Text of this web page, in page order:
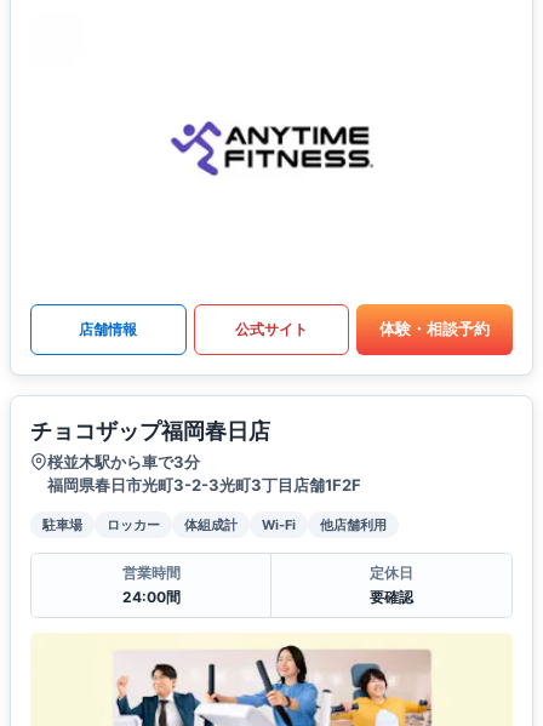
店舗情報 公式サイト 体験・相談予約
チョコザップ福岡春日店
桜並木駅から車で3分
福岡県春日市光町3-2-3光町3丁目店舗1F2F
駐車場 ロッカー 体組成計 Wi-Fi 他店舗利用
営業時間
24:00間
定休日
要確認